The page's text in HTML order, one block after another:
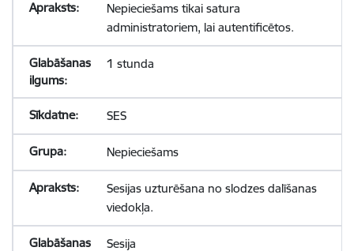
Nepieciešams tikai satura
administratoriem, lai autentificētos.
1 stunda
SES
Nepieciešams
Sesijas uzturēšana no slodzes dalīšanas
viedokļa.
Sesija